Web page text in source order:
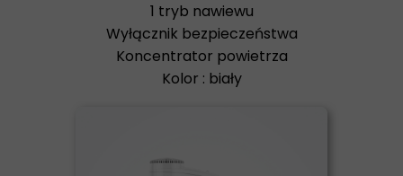
1 tryb nawiewu
Wyłącznik bezpieczeństwa
Koncentrator powietrza
Kolor : biały